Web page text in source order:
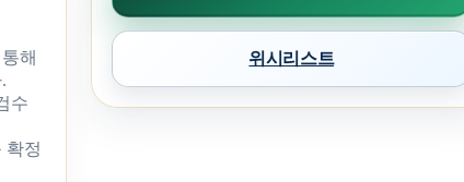
해
수
확정
위시리스트